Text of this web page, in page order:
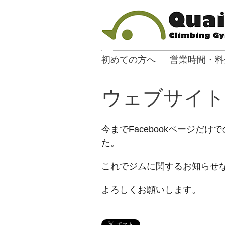
初めての方へ 営業時間・
ウェブサイ
今までFacebookページだけ
た。
これでジムに関するお知らせ
よろしくお願いします。